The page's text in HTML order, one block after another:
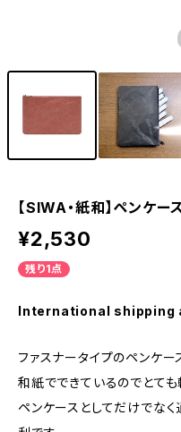
【SIWA・紙和】ペンケー
¥2,530
残り1点
International shipping
ファスナータイプのペンケー
和紙でできているのでとても
ペンケースとしてだけでな